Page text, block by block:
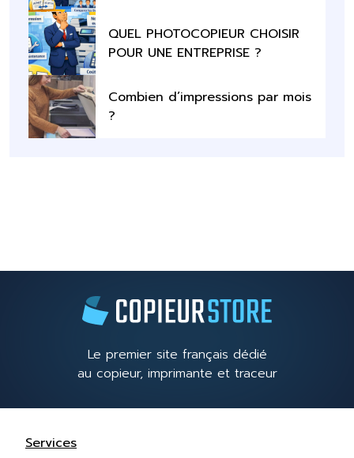
QUEL PHOTOCOPIEUR CHOISIR
POUR UNE ENTREPRISE ?
Combien d’impressions par mois
?
Le premier site français dédié
au copieur, imprimante et traceur
Services